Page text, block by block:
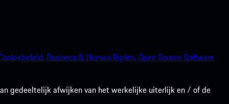
Business & Human Rights.Open Source Software
gedeeltelijk afwijken van het werkelijke uiterlijk en / of de